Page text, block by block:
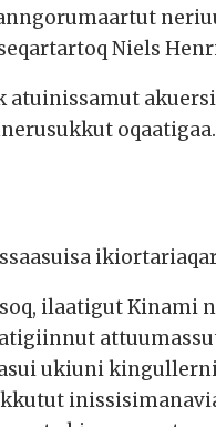
Niels
oqaatigaa.
ilaatigut Kinami
ukiuni